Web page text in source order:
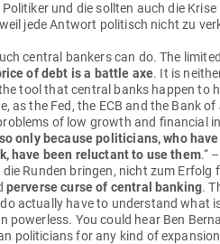
und die sollten auch die Krise
jede Antwort poli­tisch nicht zu
central bankers can do. The
of debt is a battle axe. It is
tool that central banks happen to
as the Fed, the ECB and the Bank
of low growth and financial
only because poli­ti­cians, who
have been reluctant to use them.“ –
Runden bringen, nicht zum Erfolg
per­verse curse of central banking.
actually have to under­stand what
powerless. You could hear Ben
poli­ti­cians for any kind of